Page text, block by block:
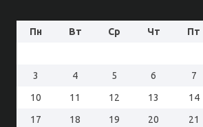
Пн Вт Ср Чт Пт
3
4 5 6 7
10
11 12 13 14
17
18 19 20 21